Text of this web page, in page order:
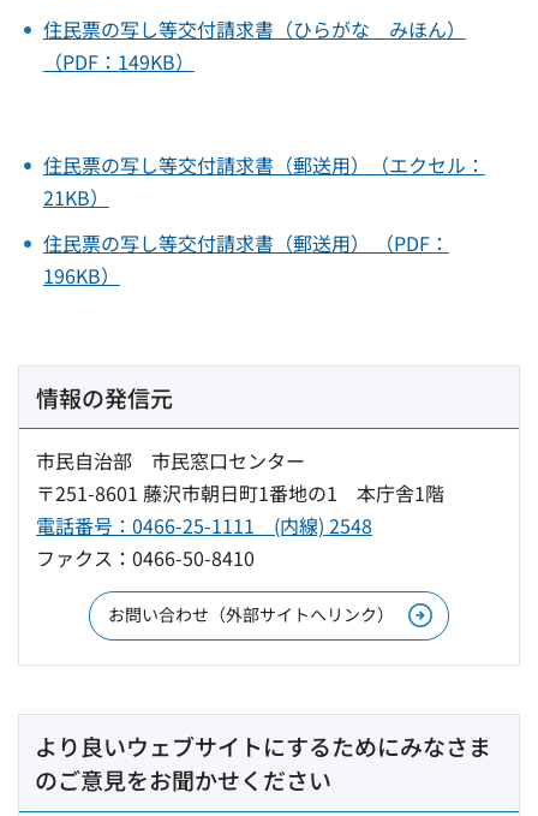
住民票の写し等交付請求書（ひらがな みほん）
（PDF：149KB）
住民票の写し等交付請求書（郵送用）（エクセル：
21KB）
住民票の写し等交付請求書（郵送用） （PDF：
196KB）
情報の発信元
市民自治部 市民窓口センター
〒251-8601 藤沢市朝日町1番地の1 本庁舎1階
電話番号：0466-25-1111 (内線) 2548
ファクス：0466-50-8410
お問い合わせ（外部サイトへリンク）
より良いウェブサイトにするためにみなさま
のご意見をお聞かせください